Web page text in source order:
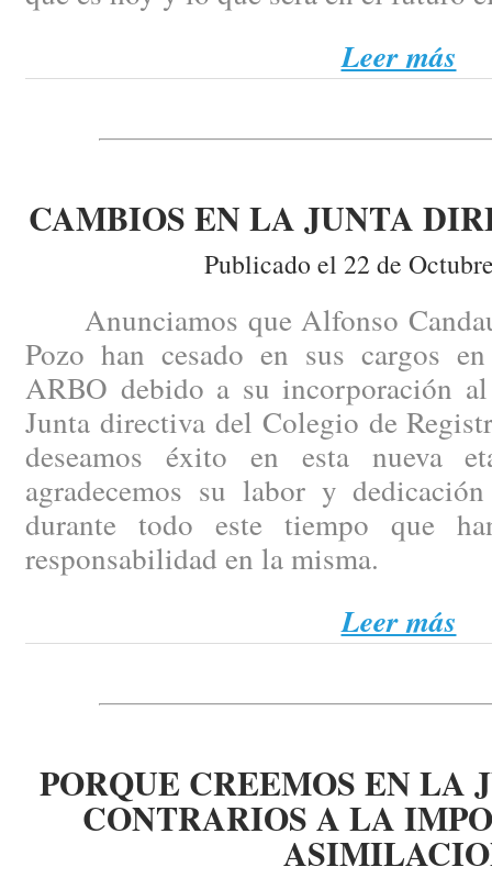
Leer más
CAMBIOS EN LA JUNTA
Publicado el 22 de
Anunciamos que Alfonso
Pozo han cesado en sus cargos
ARBO debido a su incorporación
Junta directiva del Colegio de
deseamos éxito en esta nueva
agradecemos su labor y
durante todo este tiempo que
responsabilidad en la misma.
Leer más
PORQUE CREEMOS EN LA
CONTRARIOS A LA